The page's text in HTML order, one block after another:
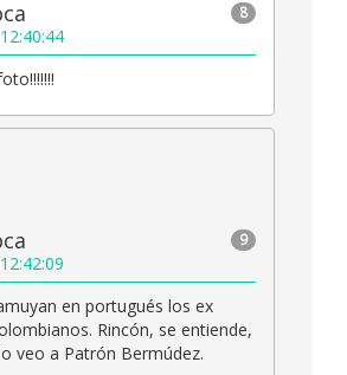
8
9
en portugués los ex
Rincón, se entiende,
veo a Patrón Bermúdez.